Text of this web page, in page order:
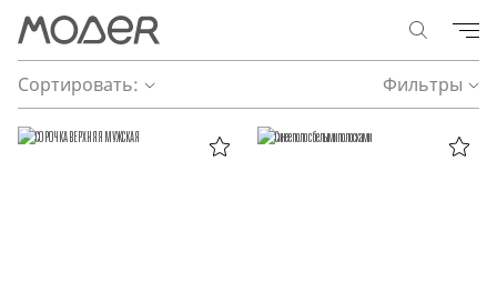
Сортировать: Фильтры